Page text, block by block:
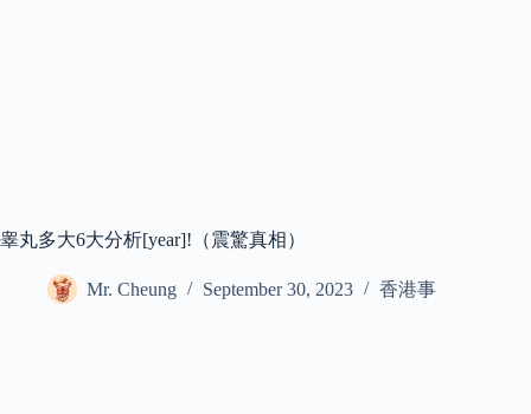
睾丸多大6大分析[year]!（震驚真相）
Mr. Cheung September 30, 2023 香港事